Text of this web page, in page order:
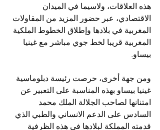
هذه العلاقات، ولاسيما في الميدان
الاقتصادي، عبر حضور المزيد من المقاولات
المغربية في بلادها وإطلاق الخطوط الملكية
المغربية قريبا لخط جوي مباشر مع غينيا
بيساو.
ومن جهة أخرى، حرصت رئيسة دبلوماسية
غينيا بيساو بهذه المناسبة على التعبير عن
امتنانها لصاحب الجلالة الملك محمد
السادس على الدعم الانساني والطبي الذي
قدمته المملكة لبلادها في هذه الظرفية